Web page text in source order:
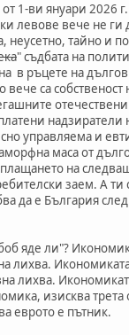
1-ви януари 2026
левове вече не
неусетно, тайно и
" съдбата на
в ръцете на
са собственост
надзиратели
управляема и
маса от
на
заем. А ти
да е България
яде ли"?
лихва.
лихва.
изисква трета
еврото е пътник.